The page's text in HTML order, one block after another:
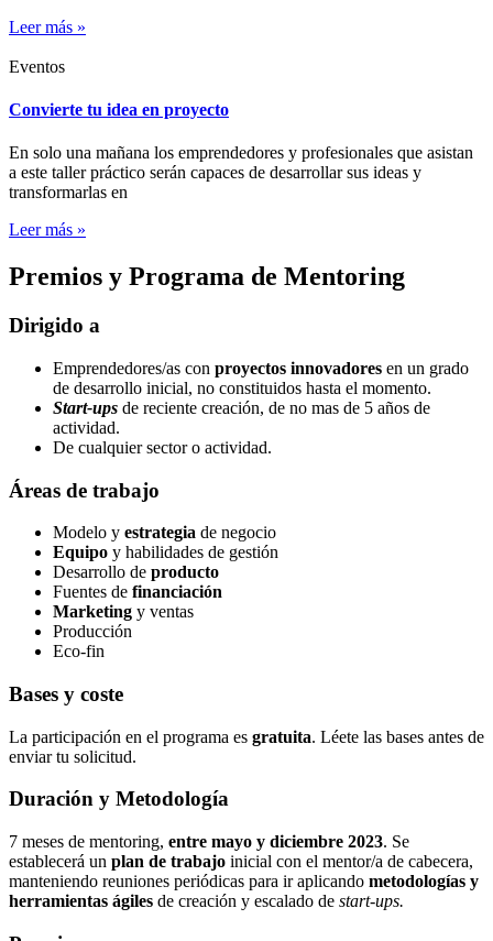
Leer más »
Eventos
Convierte tu idea en proyecto
En solo una mañana los emprendedores y profesionales que asistan
a este taller práctico serán capaces de desarrollar sus ideas y
transformarlas en
Leer más »
Premios y Programa de Mentoring
Dirigido a
Emprendedores/as con proyectos innovadores en un grado
de desarrollo inicial, no constituidos hasta el momento.
Start-ups de reciente creación, de no mas de 5 años de
actividad.
De cualquier sector o actividad.
Áreas de trabajo
Modelo y estrategia de negocio
Equipo y habilidades de gestión
Desarrollo de producto
Fuentes de financiación
Marketing y ventas
Producción
Eco-fin
Bases y coste
La participación en el programa es gratuita. Léete las bases antes de
enviar tu solicitud.
Duración y Metodología
7 meses de mentoring, entre mayo y diciembre 2023. Se
establecerá un plan de trabajo inicial con el mentor/a de cabecera,
manteniendo reuniones periódicas para ir aplicando metodologías y
herramientas ágiles de creación y escalado de start-ups.